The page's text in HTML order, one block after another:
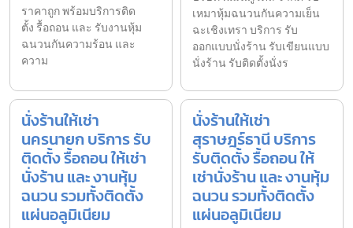
ราคาถูก พร้อมบริการติด
ตั้ง รื้อถอน และ รับงานหุ้ม
ฉนวนกันความร้อน และ
ความ
เหมาหุ้มฉนวนกันความเย็น
ฉะเชิงเทรา บริการ รับ
ออกแบบนั่งร้าน รับเขียนแบบ
นั่งร้าน รับติดตั้งนั่งร
นั่งร้านให้เช่า
นครนายก บริการ รับ
ติดตั้ง รื้อถอน ให้เช่า
นั่งร้าน และ งานหุ้ม
ฉนวน รวมทั้งติดตั้ง
แผ่นอลูมิเนียม
นั่งร้านให้เช่า
สุราษฎร์ธานี บริการ
รับติดตั้ง รื้อถอน ให้
เช่านั่งร้าน และ งานหุ้ม
ฉนวน รวมทั้งติดตั้ง
แผ่นอลูมิเนียม